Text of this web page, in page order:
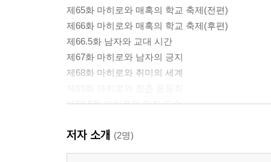
제65화 마히로와 매혹의 학교 축제(전편)
제66화 마히로와 매혹의 학교 축제(후편)
제66.5화 남자와 교대 시간
제67화 마히로와 남자의 긍지
제68화 마히로와 취미의 세계
제69.5화 마히로와 멋진 모습
덤 마히로와 코스프레
작자 후기
저자 소개 (2명)